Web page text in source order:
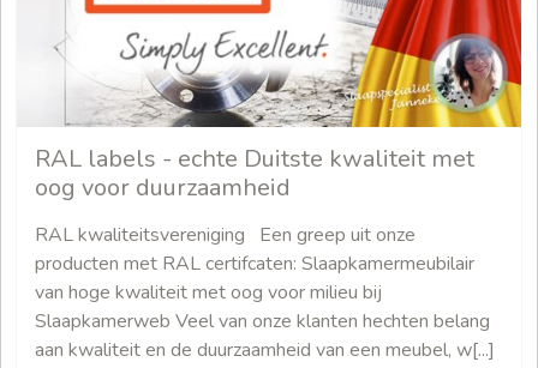
RAL labels - echte Duitste kwaliteit met
oog voor duurzaamheid
RAL kwaliteitsvereniging Een greep uit onze
producten met RAL certifcaten: Slaapkamermeubilair
van hoge kwaliteit met oog voor milieu bij
Slaapkamerweb Veel van onze klanten hechten belang
aan kwaliteit en de duurzaamheid van een meubel, w[...]